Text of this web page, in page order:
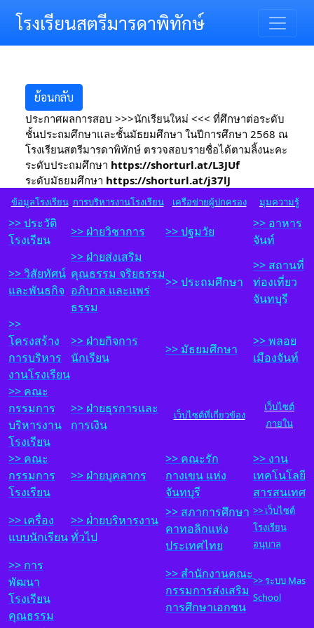
โรงเรียนสตรีมารดาพิทักษ์
ย้อนกลับ
ประกาศผลการสอบ >>>นักเรียนใหม่ <<< ที่ศึกษาต่อระดับ
ชั้นประถมศึกษาและชั้นมัธยมศึกษา ในปีการศึกษา 2568 ณ
โรงเรียนสตรีมารดาพิทักษ์ ตรวจสอบรายชื่อได้ตามลิ้งนะคะ
ระดับประถมศึกษา https://shorturl.at/L3JUf
ระดับมัธยมศึกษา https://shorturl.at/j37lJ
ข้อมูลโรงเรียน การบริหารงานโรงเรียน เครือข่ายผู้ปกครอง มุมความรู้
>> ประวัติ
โรงเรียน
>> ฝ่ายวิชาการ >> ปฐมวัย
>> อาหาร
จันท์
>> วิสัยทัศน์
และพันธกิจ
>> ฝ่ายส่งเสริม
คุณธรรม จริยธรรม
อภิบาล และแพร่
ธรรม
>> ประถมศึกษา
>> สถานที่
ท่องเที่ยว
จันทบุรี
>>
โครงสร้าง
การบริหาร
งานโรงเรียน
>> ฝ่ายกิจการ
นักเรียน
>> มัธยมศึกษา
>> พลอย
เมืองจันท์
>> คณะ
กรรมการ
บริหารงาน
โรงเรียน
>> ฝ่ายธุรการและ
การเงิน
เว็บไซต์ที่เกี่ยวข้อง
เว็บไซต์
ภายใน
>> คณะ
กรรมการ
โรงเรียน
>> ฝ่ายบุคลากร
>> คณะรัก
กางเขน แห่ง
จันทบุรี
>> งาน
เทคโนโลยี
สารสนเทศ
>> เครื่อง
แบบนักเรียน
>> ฝ่่ายบริหารงาน
ทั่วไป
>> สภาการศึกษา
คาทอลิกแห่ง
ประเทศไทย
>> เว็บไซต์
โรงเรียน
อนุบาล
>> การ
พัฒนา
โรงเรียน
คุณธรรม
>> สำนักงานคณะ
กรรมการส่งเสริม
การศึกษาเอกชน
>> ระบบ Mas
School